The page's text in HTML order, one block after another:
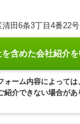
田6条3丁目4番22号
を含めた会社紹介
ーム内容によっては、
紹介できない場合があ